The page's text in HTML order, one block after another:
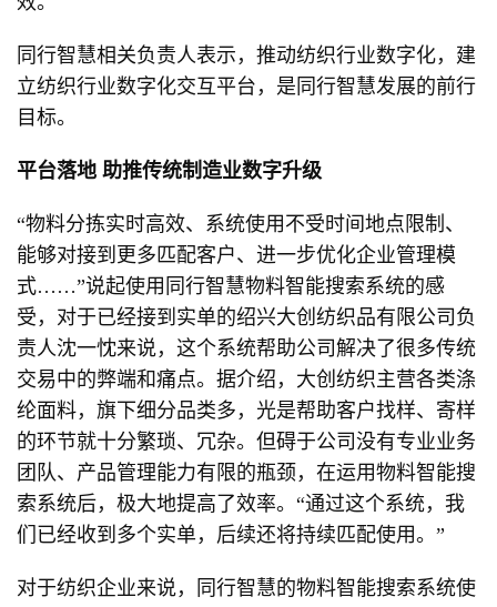
同行智慧相关负责人表示，推动纺织行业数字化，建
立纺织行业数字化交互平台，是同行智慧发展的前行
目标。
平台落地 助推传统制造业数字升级
“物料分拣实时高效、系统使用不受时间地点限制、
能够对接到更多匹配客户、进一步优化企业管理模
式……”说起使用同行智慧物料智能搜索系统的感
受，对于已经接到实单的绍兴大创纺织品有限公司负
责人沈一忱来说，这个系统帮助公司解决了很多传统
交易中的弊端和痛点。据介绍，大创纺织主营各类涤
纶面料，旗下细分品类多，光是帮助客户找样、寄样
的环节就十分繁琐、冗杂。但碍于公司没有专业业务
团队、产品管理能力有限的瓶颈，在运用物料智能搜
索系统后，极大地提高了效率。“通过这个系统，我
们已经收到多个实单，后续还将持续匹配使用。”
对于纺织企业来说，同行智慧的物料智能搜索系统使